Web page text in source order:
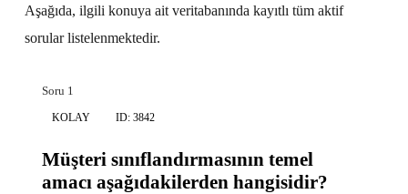
Aşağıda, ilgili konuya ait veritabanında kayıtlı tüm aktif
sorular listelenmektedir.
Soru 1
KOLAY ID: 3842
Müşteri sınıflandırmasının temel
amacı aşağıdakilerden hangisidir?